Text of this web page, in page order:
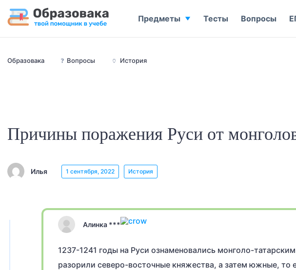
Образовака ❓ Вопросы 🏺 История
Причины поражения Руси от
Илья 1 сентября, 2022 История
Алинка ***
1237-1241 годы на Руси ознаменовались монголо-
разорили северо-восточные княжества, а затем южные, то
Предметы Тесты Вопросы